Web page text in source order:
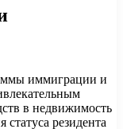
иммиграции и
в недвижимость
резидента